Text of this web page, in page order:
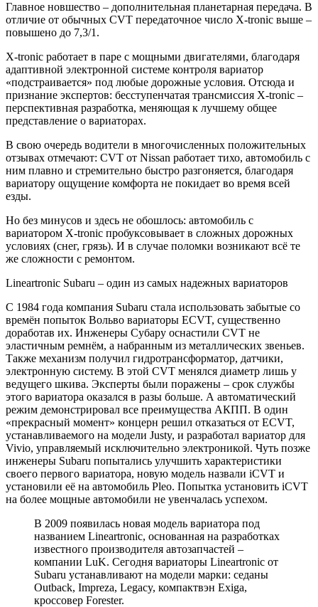
Главное новшество – дополнительная планетарная передача. В
отличие от обычных CVT передаточное число X-tronic выше –
повышено до 7,3/1.
X-tronic работает в паре с мощными двигателями, благодаря
адаптивной электронной системе контроля вариатор
«подстраивается» под любые дорожные условия. Отсюда и
признание экспертов: бесступенчатая трансмиссия X-tronic –
перспективная разработка, меняющая к лучшему общее
представление о вариаторах.
В свою очередь водители в многочисленных положительных
отзывах отмечают: CVT от Nissan работает тихо, автомобиль с
ним плавно и стремительно быстро разгоняется, благодаря
вариатору ощущение комфорта не покидает во время всей
езды.
Но без минусов и здесь не обошлось: автомобиль с
вариатором X-tronic пробуксовывает в сложных дорожных
условиях (снег, грязь). И в случае поломки возникают всё те
же сложности с ремонтом.
Lineartronic Subaru – один из самых надежных вариаторов
С 1984 года компания Subaru стала использовать забытые со
времён попыток Вольво вариаторы ECVT, существенно
доработав их. Инженеры Субару оснастили CVT не
эластичным ремнём, а набранным из металлических звеньев.
Также механизм получил гидротрансформатор, датчики,
электронную систему. В этой CVT менялся диаметр лишь у
ведущего шкива. Эксперты были поражены – срок службы
этого вариатора оказался в разы больше. А автоматический
режим демонстрировал все преимущества АКПП. В один
«прекрасный момент» концерн решил отказаться от ECVT,
устанавливаемого на модели Justy, и разработал вариатор для
Vivio, управляемый исключительно электроникой. Чуть позже
инженеры Subaru попытались улучшить характеристики
своего первого вариатора, новую модель назвали iCVT и
установили её на автомобиль Pleo. Попытка установить iCVT
на более мощные автомобили не увенчалась успехом.
В 2009 появилась новая модель вариатора под
названием Lineartronic, основанная на разработках
известного производителя автозапчастей –
компании LuK. Сегодня вариаторы Lineartronic от
Subaru устанавливают на модели марки: седаны
Outback, Impreza, Legacy, компактвэн Exiga,
кроссовер Forester.